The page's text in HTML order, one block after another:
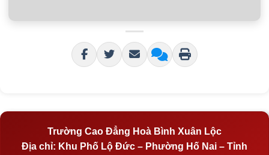
Trường Cao Đẳng Hoà Bình Xuân Lộc
Địa chỉ: Khu Phố Lộ Đức – Phường Hố Nai – Tỉnh